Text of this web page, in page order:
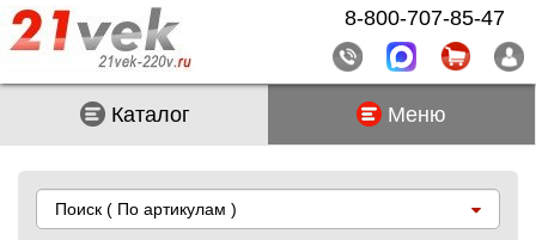
Каталог Меню
Поиск ( По артикулам )
8-800-707-85-47